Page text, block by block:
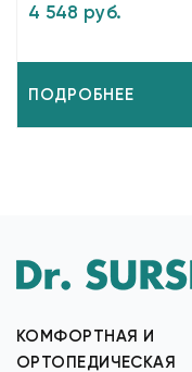
4 548 руб.
ПОДРОБНЕЕ
КОМФОРТНАЯ И
ОРТОПЕДИЧЕСКАЯ